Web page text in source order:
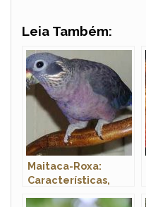
Leia Também:
Maitaca-Roxa:
Características,